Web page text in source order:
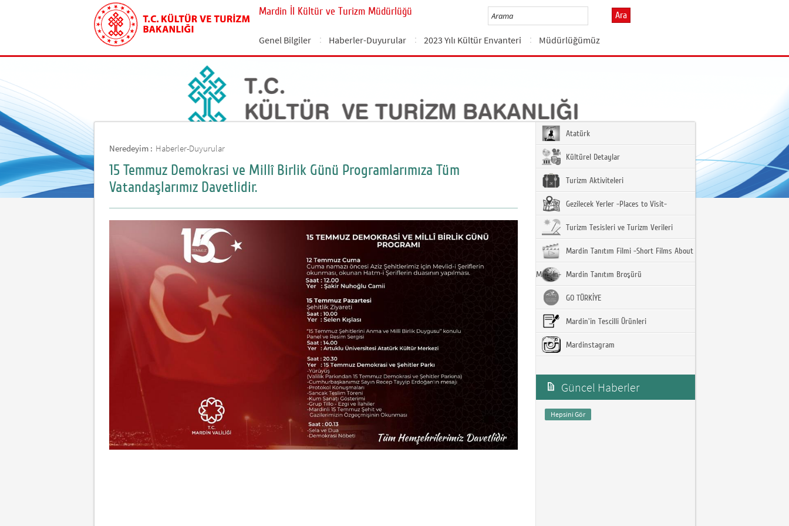
Mardin İl Kültür ve Turizm Müdürlüğü Ara
Genel Bilgiler Haberler-Duyurular 2023 Yılı Kültür Envanteri Müdürlüğümüz
Neredeyim : Haberler-Duyurular
15 Temmuz Demokrasi ve Millî Birlik Günü Programlarımıza Tüm
Vatandaşlarımız Davetlidir.
Atatürk
Kültürel Detaylar
Turizm Aktiviteleri
Gezilecek Yerler -Places to Visit-
Turizm Tesisleri ve Turizm Verileri
Mardin Tanıtım Filmi -Short Films About
Mardin- Mardin Tanıtım Broşürü
GO TÜRKİYE
Mardin'in Tescilli Ürünleri
Mardinstagram
Güncel Haberler
Hepsini Gör